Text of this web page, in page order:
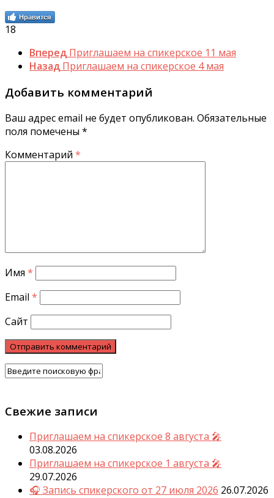
Нравится
18
Вперед Приглашаем на спикерское 11 мая
Назад Приглашаем на спикерское 4 мая
Добавить комментарий
Ваш адрес email не будет опубликован. Обязательные
поля помечены *
Комментарий *
Имя *
Email *
Сайт
Свежие записи
Приглашаем на спикерское 8 августа 🎤
03.08.2026
Приглашаем на спикерское 1 августа 🎤
29.07.2026
🎧 Запись спикерского от 27 июля 2026 26.07.2026